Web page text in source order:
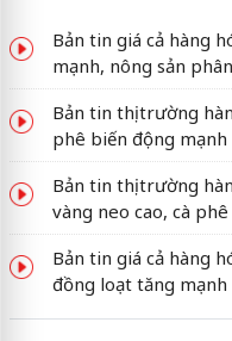
Bản tin giá cả hàng
mạnh, nông sản
Bản tin thị trường
phê biến động mạnh
Bản tin thị trường
vàng neo cao, cà
Bản tin giá cả hàng
đồng loạt tăng mạnh